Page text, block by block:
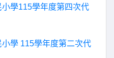
學115學年度第四次代
學 115學年度第二次代